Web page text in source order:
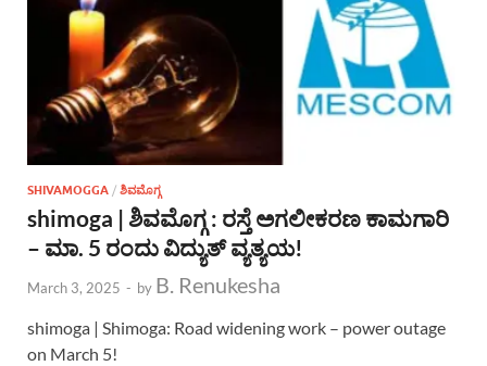
SHIVAMOGGA / ಶಿವಮೊಗ್ಗ
shimoga | ಶಿವಮೊಗ್ಗ : ರಸ್ತೆ ಅಗಲೀಕರಣ ಕಾಮಗಾರಿ
– ಮಾ. 5 ರಂದು ವಿದ್ಯುತ್ ವ್ಯತ್ಯಯ!
March 3, 2025 - by B. Renukesha
shimoga | Shimoga: Road widening work – power outage
on March 5!